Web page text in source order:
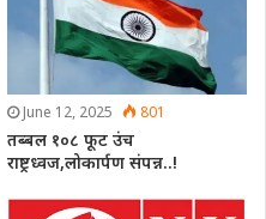
June 12, 2025 801
तब्बल १०८ फूट उंच
राष्ट्रध्वज,लोकार्पण संपन्न..!